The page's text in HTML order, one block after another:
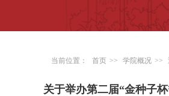
当前位置： 首页 >> 学院概况 >>
关于举办第二届“金种子